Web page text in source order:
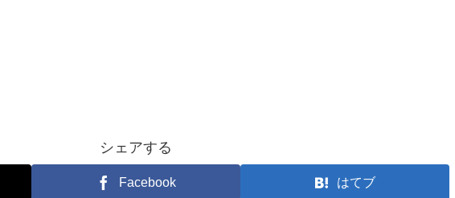
シェアする
Facebook はてブ